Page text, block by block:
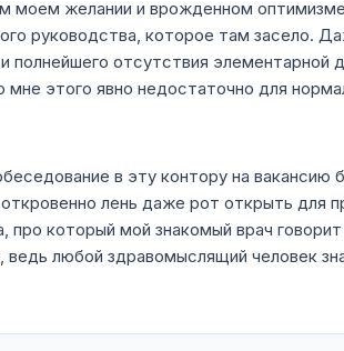
моем желании и врожденном
руководства, которое там засело.
отсутствия элементарной
этого явно недостаточно для
в эту контору на
лень даже рот открыть для
который мой знакомый врач
любой здравомыслящий человек